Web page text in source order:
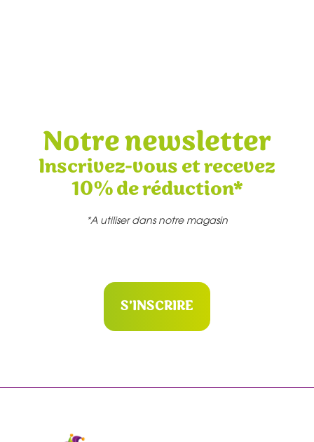
Notre newsletter
Inscrivez-vous et recevez
10% de réduction*
*A utiliser dans notre magasin
S'INSCRIRE